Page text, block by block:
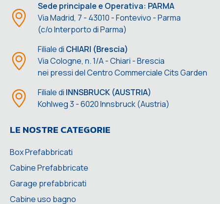
Sede principale e Operativa: PARMA
Via Madrid, 7 - 43010 - Fontevivo - Parma
(c/o Interporto di Parma)
Filiale di CHIARI (Brescia)
Via Cologne, n. 1/A - Chiari - Brescia
nei pressi del Centro Commerciale Cits Garden
Filiale di INNSBRUCK (AUSTRIA)
Kohlweg 3 - 6020 Innsbruck (Austria)
LE NOSTRE CATEGORIE
Box Prefabbricati
Cabine Prefabbricate
Garage prefabbricati
Cabine uso bagno